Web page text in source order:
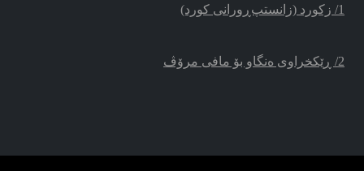
1/ زکورد (زانستپ‌ڕو‌رانی کورد)
2/ ڕێکخراوی ه‌نگاو بۆ مافی مرۆڤ